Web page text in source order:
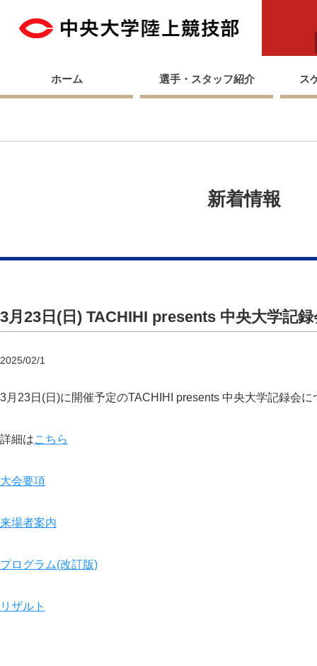
ホーム 選手・スタッフ紹介 ス
新着情報
3月23日(日) TACHIHI presents 中央大学記
2025/02/1
3月23日(日)に開催予定のTACHIHI presents 中央大学記録会
詳細はこちら
大会要項
来場者案内
プログラム(改訂版)
リザルト